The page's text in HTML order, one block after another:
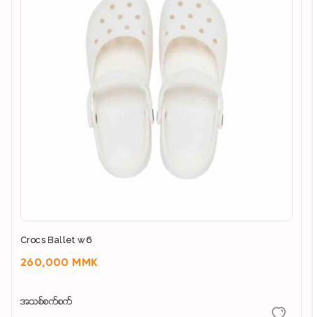
Crocs Ballet w6
260,000 MMK
အသစ်စက်စက်